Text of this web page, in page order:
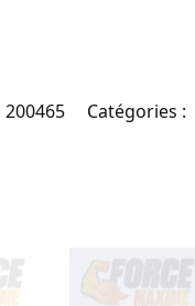
200465 Catégories :